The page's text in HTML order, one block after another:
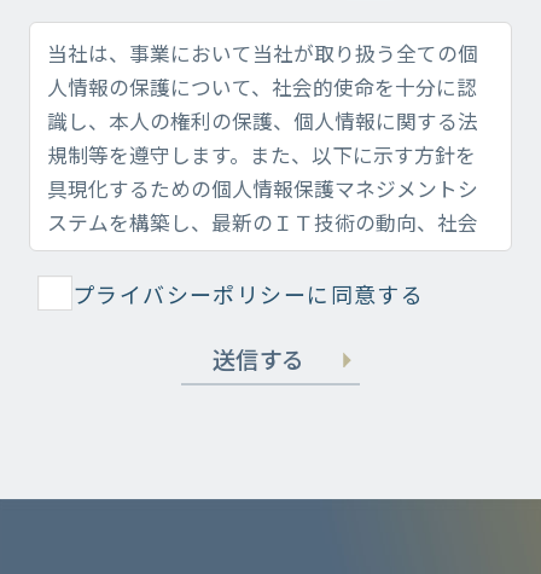
プライバシーポリシーに同意する
送信する